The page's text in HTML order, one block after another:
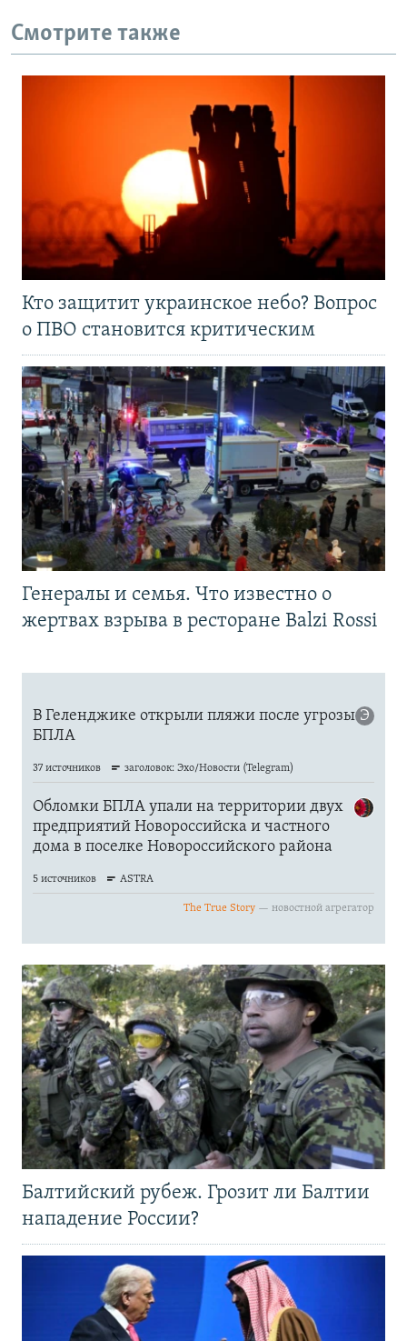
Смотрите также
Кто защитит украинское небо? Вопрос
о ПВО становится критическим
Генералы и семья. Что известно о
жертвах взрыва в ресторане Balzi Rossi
Балтийский рубеж. Грозит ли Балтии
нападение России?